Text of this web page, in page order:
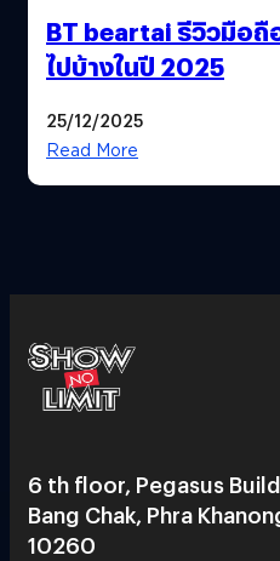
BT beartai รีวิวมือถื
ไปบ้างในปี 2025
25/12/2025
Read More
6 th floor, Pegasus
Bang Chak, Phra
10260